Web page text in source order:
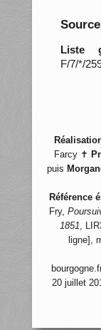
Liste
F/7/*/
Farcy ✝
puis
Référence
Fry,
1851,
ligne],
20 juillet